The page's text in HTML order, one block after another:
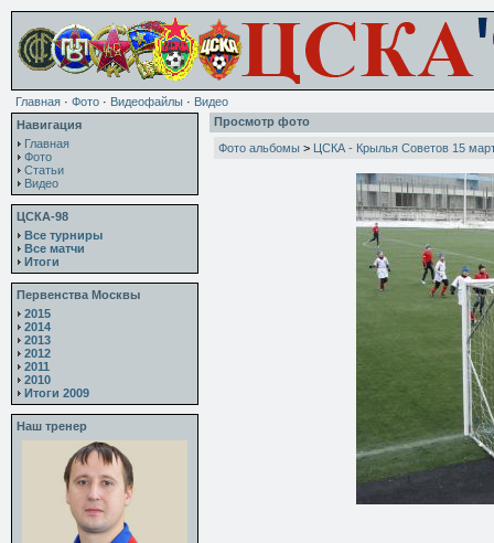
Главная · Фото · Видеофайлы · Видео
Навигация
Главная
Фото
Статьи
Видео
ЦСКА-98
Все турниры
Все матчи
Итоги
Первенства Москвы
2015
2014
2013
2012
2011
2010
Итоги 2009
Наш тренер
Просмотр фото
Фото альбомы > ЦСКА - Крылья Советов 15